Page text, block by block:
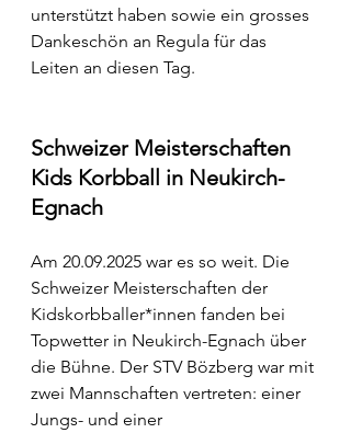
unterstützt haben sowie ein grosses
Dankeschön an Regula für das
Leiten an diesen Tag.
Schweizer Meisterschaften
Kids Korbball in Neukirch-
Egnach
Am 20.09.2025 war es so weit. Die
Schweizer Meisterschaften der
Kidskorbballer*innen fanden bei
Topwetter in Neukirch-Egnach über
die Bühne. Der STV Bözberg war mit
zwei Mannschaften vertreten: einer
Jungs- und einer